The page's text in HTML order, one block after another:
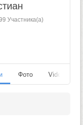
Участника(а)
Фото Videos